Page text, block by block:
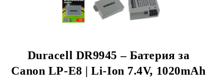
Duracell DR9945 – Батерия за
Canon LP-E8 | Li-Ion 7.4V, 1020mAh